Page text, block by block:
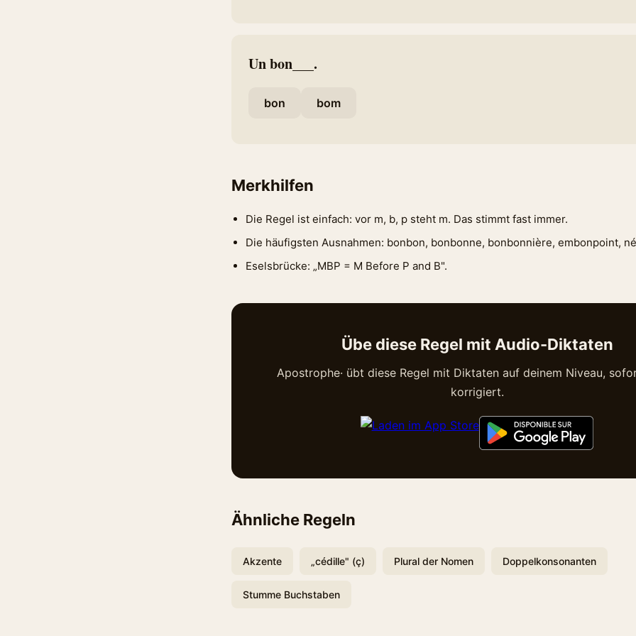
Un bon___.
bon bom
Merkhilfen
Die Regel ist einfach: vor m, b, p steht m. Das stimmt fast immer.
Die häufigsten Ausnahmen: bonbon, bonbonne, bonbonnière, embonpoint,
Eselsbrücke: „MBP = M Before P and B".
Übe diese Regel mit Audio-Diktaten
Apostrophe· übt diese Regel mit Diktaten auf deinem Niveau,
korrigiert.
Ähnliche Regeln
Akzente „cédille" (ç) Plural der Nomen Doppelkonsonanten
Stumme Buchstaben